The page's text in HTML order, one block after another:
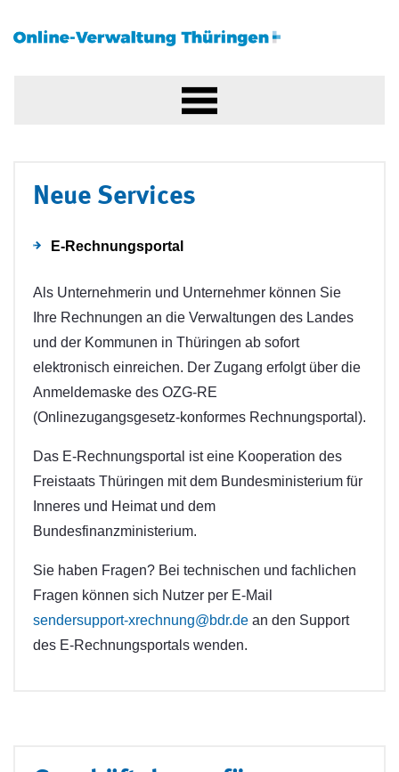
Neue Services
E-Rechnungsportal
Als Unternehmerin und Unternehmer können Sie
Ihre Rechnungen an die Verwaltungen des Landes
und der Kommunen in Thüringen ab sofort
elektronisch einreichen. Der Zugang erfolgt über die
Anmeldemaske des OZG-RE
(Onlinezugangsgesetz-konformes Rechnungsportal).
Das E-Rechnungsportal ist eine Kooperation des
Freistaats Thüringen mit dem Bundesministerium für
Inneres und Heimat und dem
Bundesfinanzministerium.
Sie haben Fragen? Bei technischen und fachlichen
Fragen können sich Nutzer per E-Mail
sendersupport-xrechnung@bdr.de an den Support
des E-Rechnungsportals wenden.